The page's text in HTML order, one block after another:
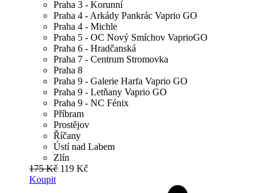
Praha 3 - Korunní
Praha 4 - Arkády Pankrác Vaprio GO
Praha 4 - Michle
Praha 5 - OC Nový Smíchov VaprioGO
Praha 6 - Hradčanská
Praha 7 - Centrum Stromovka
Praha 8
Praha 9 - Galerie Harfa Vaprio GO
Praha 9 - Letňany Vaprio GO
Praha 9 - NC Fénix
Příbram
Prostějov
Říčany
Ústí nad Labem
Zlín
175 Kč 119 Kč
Koupit